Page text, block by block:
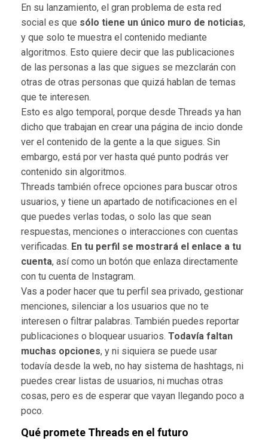
En su lanzamiento, el gran problema de esta red
social es que sólo tiene un único muro de noticias,
y que solo te muestra el contenido mediante
algoritmos. Esto quiere decir que las publicaciones
de las personas a las que sigues se mezclarán con
otras de otras personas que quizá hablan de temas
que te interesen.
Esto es algo temporal, porque desde Threads ya han
dicho que trabajan en crear una página de incio donde
ver el contenido de la gente a la que sigues. Sin
embargo, está por ver hasta qué punto podrás ver
contenido sin algoritmos.
Threads también ofrece opciones para buscar otros
usuarios, y tiene un apartado de notificaciones en el
que puedes verlas todas, o solo las que sean
respuestas, menciones o interacciones con cuentas
verificadas. En tu perfil se mostrará el enlace a tu
cuenta, así como un botón que enlaza directamente
con tu cuenta de Instagram.
Vas a poder hacer que tu perfil sea privado, gestionar
menciones, silenciar a los usuarios que no te
interesen o filtrar palabras. También puedes reportar
publicaciones o bloquear usuarios. Todavía faltan
muchas opciones, y ni siquiera se puede usar
todavía desde la web, no hay sistema de hashtags, ni
puedes crear listas de usuarios, ni muchas otras
cosas, pero es de esperar que vayan llegando poco a
poco.
Qué promete Threads en el futuro